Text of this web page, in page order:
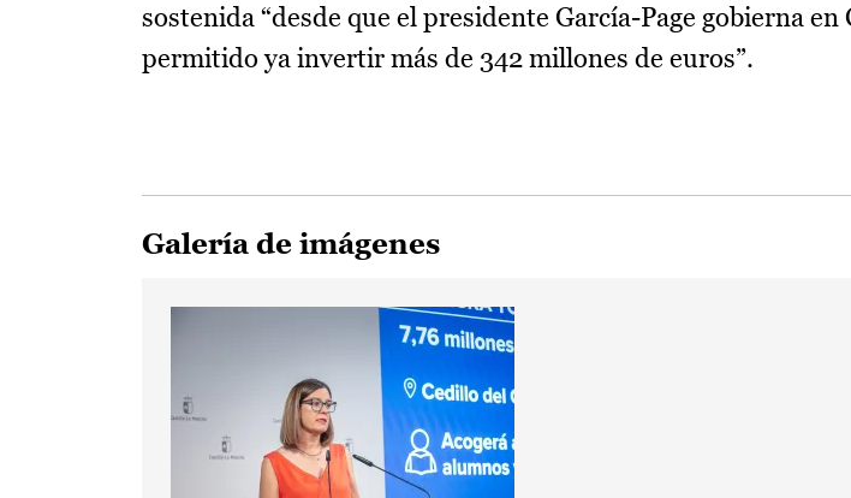
sostenida “desde que el presidente García-Page gobierna
permitido ya invertir más de 342 millones de euros”.
Galería de imágenes